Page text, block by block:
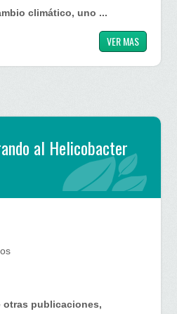
climático, uno ...
VER MAS
al Helicobacter
en
Helicobacter
otras publicaciones,